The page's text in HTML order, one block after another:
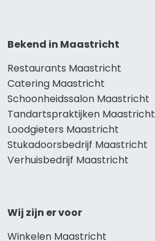
Bekend in Maastricht
Restaurants Maastricht
Catering Maastricht
Schoonheidssalon Maastricht
Tandartspraktijken Maastricht
Loodgieters Maastricht
Stukadoorsbedrijf Maastricht
Verhuisbedrijf Maastricht
Wij zijn er voor
Winkelen Maastricht